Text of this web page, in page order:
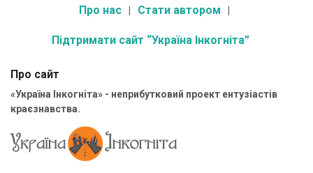
Про нас Стати автором
Підтримати сайт “Україна Інкогніта”
Про сайт
«Україна Інкогніта» - неприбутковий проект ентузіастів
краєзнавства.